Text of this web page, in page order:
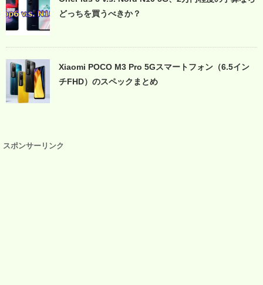
どっちを買うべきか？
Xiaomi POCO M3 Pro 5Gスマートフォン（6.5イン
チFHD）のスペックまとめ
スポンサーリンク